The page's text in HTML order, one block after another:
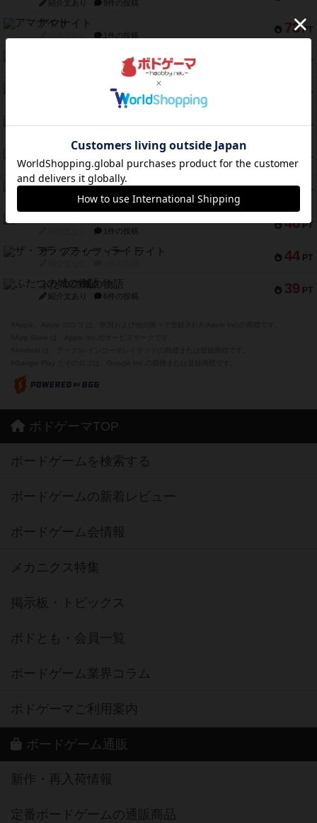
紹介文あり 9件の投稿
73 PT
アマナイト
1件の投稿
PT
1件の投稿
PT
スペクタキュラー
1件の投稿
59 PT
58 PT
紹介文なし 2件の投稿
52 PT
Bitter End ブタペスト救出作戦
紹介文なし 1件の投稿
46 PT
1件の投稿
44 PT
ザ・フラッフィー・ライト
39 PT
ふたつの城の物語
紹介文あり 6件の投稿
ボドゲーマTOP
ボードゲームを検索する
ボードゲームの新着レビュー
ボードゲーム会情報
メカニクス特集
掲示板・トピックス
ボドとも・会員一覧
ボードゲーム業界コラム
ボドゲーマご利用案内
ボードゲーム通販
新作・再入荷情報
定番ボードゲームの通販商品